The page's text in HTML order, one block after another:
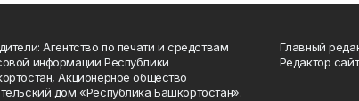
Агентство по печати и средствам
информации Республики
Акционерное общество
дом «Республика Башкортостан».
Главный
Редактор